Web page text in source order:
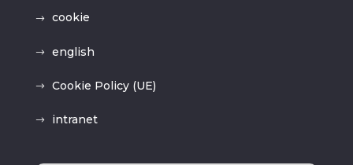
cookie
english
Cookie Policy (UE)
intranet